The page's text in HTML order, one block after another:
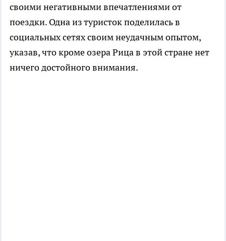
своими негативными впечатлениями от
поездки. Одна из туристок поделилась в
социальных сетях своим неудачным опытом,
указав, что кроме озера Рица в этой стране нет
ничего достойного внимания.